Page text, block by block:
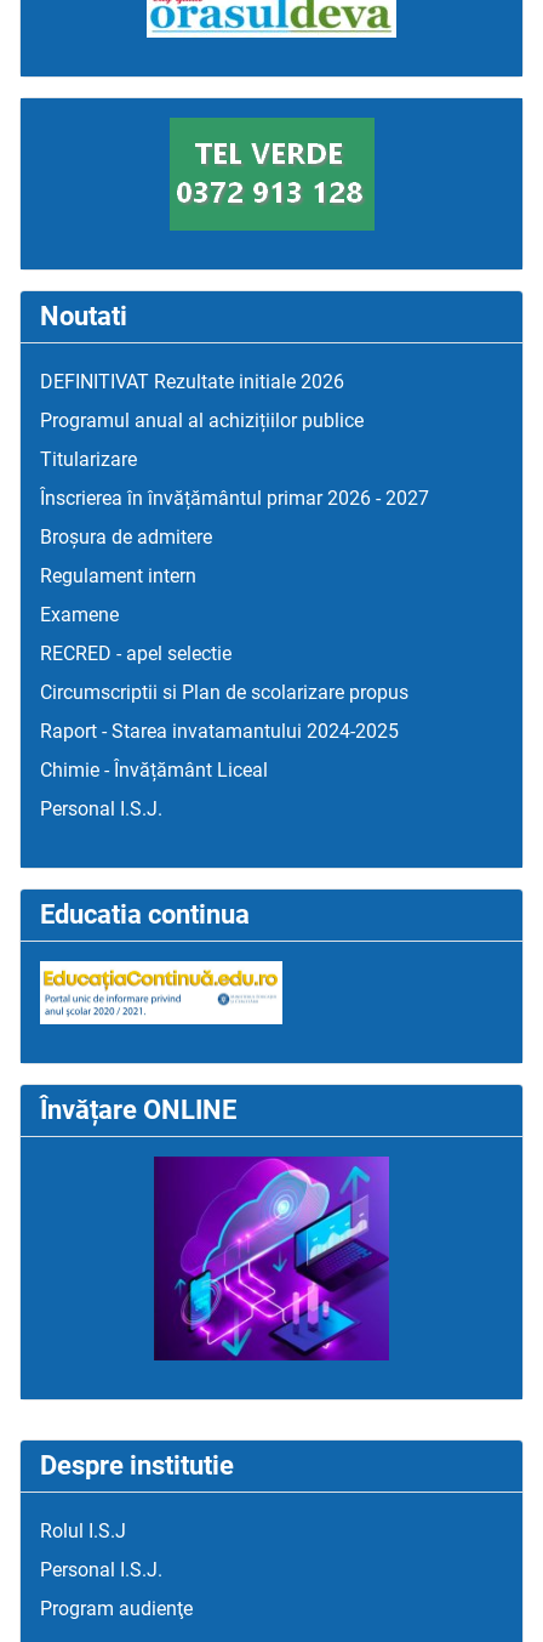
Despre institutie
Rolul I.S.J
Personal I.S.J.
Program audienţe
Noutati
DEFINITIVAT Rezultate initiale 2026
Programul anual al achizițiilor publice
Titularizare
Înscrierea în învățământul primar 2026 - 2027
Broșura de admitere
Regulament intern
Examene
RECRED - apel selectie
Circumscriptii si Plan de scolarizare propus
Raport - Starea invatamantului 2024-2025
Chimie - Învățământ Liceal
Personal I.S.J.
Educatia continua
Învățare ONLINE